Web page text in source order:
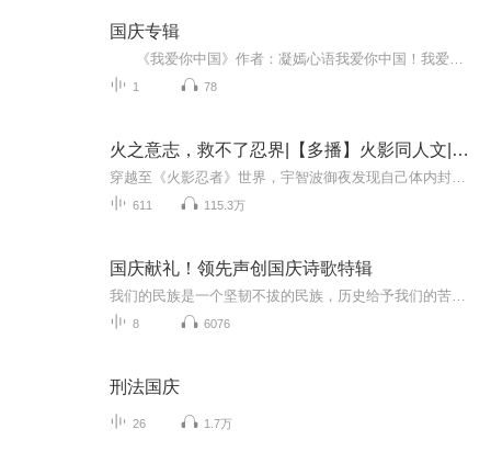
国庆专辑
1 78
火之意志，救不了忍界|【多播】火影同人文|颠覆火影世界
611 115.3万
国庆献礼！领先声创国庆诗歌特辑
8 6076
刑法国庆
26 1.7万